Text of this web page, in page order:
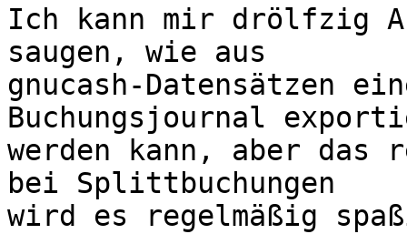
Ich kann mir drölfzig
saugen, wie aus
gnucash-Datensätzen
Buchungsjournal
werden kann, aber
bei Splittbuchungen
wird es regelmäßig